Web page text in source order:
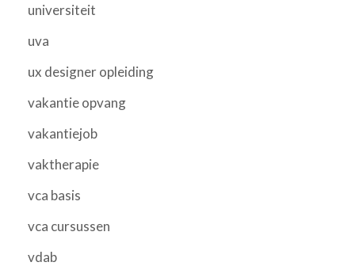
universiteit
uva
ux designer opleiding
vakantie opvang
vakantiejob
vaktherapie
vca basis
vca cursussen
vdab